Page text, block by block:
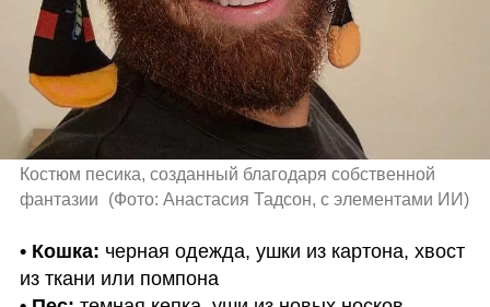
Костюм песика, созданный благодаря собственной
фантазии
(Фото: Анастасия Тадсон, с элементами ИИ)
• Кошка: черная одежда, ушки из картона, хвост
из ткани или помпона